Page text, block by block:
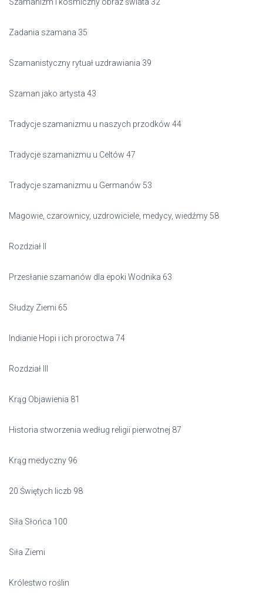
Zadania szamana 35
Szamanistyczny rytuał uzdrawiania 39
Szaman jako artysta 43
Tradycje szamanizmu u naszych przodków 44
Tradycje szamanizmu u Celtów 47
Tradycje szamanizmu u Germanów 53
Magowie, czarownicy, uzdrowiciele, medycy, wiedźmy 58
Rozdział II
Przesłanie szamanów dla epoki Wodnika 63
Słudzy Ziemi 65
Indianie Hopi i ich proroctwa 74
Rozdział III
Krąg Objawienia 81
Historia stworzenia według religii pierwotnej 87
Krąg medyczny 96
20 Świętych liczb 98
Siła Słońca 100
Siła Ziemi
Królestwo roślin